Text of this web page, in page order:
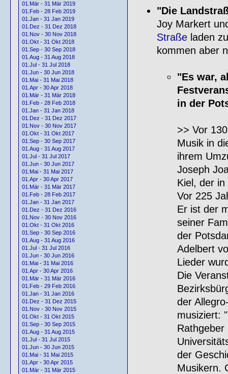
01.Mär - 31 Mär 2019
01.Feb - 28 Feb 2019
01.Jan - 31 Jan 2019
01.Dez - 31 Dez 2018
01.Nov - 30 Nov 2018
01.Okt - 31 Okt 2018
01.Sep - 30 Sep 2018
01.Aug - 31 Aug 2018
01.Jul - 31 Jul 2018
01.Jun - 30 Jun 2018
01.Mai - 31 Mai 2018
01.Apr - 30 Apr 2018
01.Mär - 31 Mär 2018
01.Feb - 28 Feb 2018
01.Jan - 31 Jan 2018
01.Dez - 31 Dez 2017
01.Nov - 30 Nov 2017
01.Okt - 31 Okt 2017
01.Sep - 30 Sep 2017
01.Aug - 31 Aug 2017
01.Jul - 31 Jul 2017
01.Jun - 30 Jun 2017
01.Mai - 31 Mai 2017
01.Apr - 30 Apr 2017
01.Mär - 31 Mär 2017
01.Feb - 28 Feb 2017
01.Jan - 31 Jan 2017
01.Dez - 31 Dez 2016
01.Nov - 30 Nov 2016
01.Okt - 31 Okt 2016
01.Sep - 30 Sep 2016
01.Aug - 31 Aug 2016
01.Jul - 31 Jul 2016
01.Jun - 30 Jun 2016
01.Mai - 31 Mai 2016
01.Apr - 30 Apr 2016
01.Mär - 31 Mär 2016
01.Feb - 29 Feb 2016
01.Jan - 31 Jan 2016
01.Dez - 31 Dez 2015
01.Nov - 30 Nov 2015
01.Okt - 31 Okt 2015
01.Sep - 30 Sep 2015
01.Aug - 31 Aug 2015
01.Jul - 31 Jul 2015
01.Jun - 30 Jun 2015
01.Mai - 31 Mai 2015
01.Apr - 30 Apr 2015
01.Mär - 31 Mär 2015
"Die
Joy Markert
Straßeladen
kommen aber
"Es war,
in der
>> Vor
Musik in
ihrem
Joseph
Kiel, der
Vor 225
Er ist der
seiner
der
Adelbert
Lieder
Die
der
musiziert:
der
Musikern.